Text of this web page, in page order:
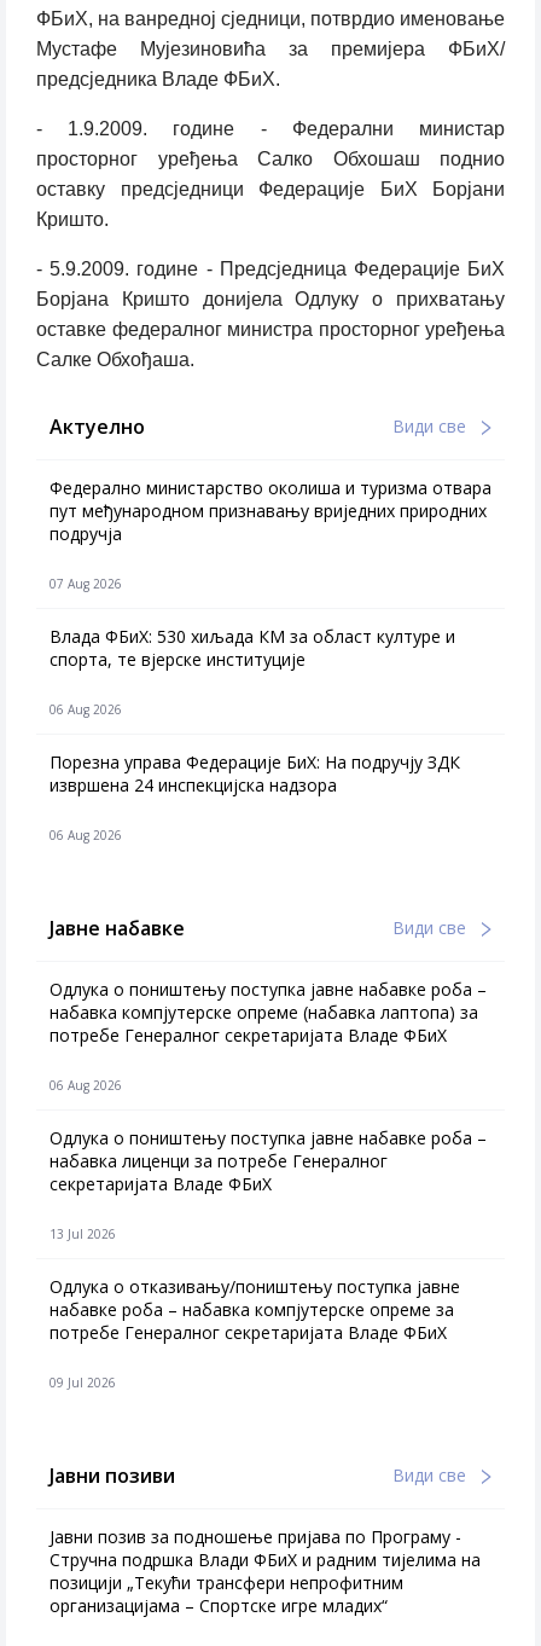
ФБиХ, на ванредној сједници, потврдио именовање
Мустафе Мујезиновића за премијера ФБиХ/
предсједника Владе ФБиХ.
- 1.9.2009. године - Федерални министар
просторног уређења Салко Обхошаш поднио
оставку предсједници Федерације БиХ Борјани
Кришто.
- 5.9.2009. године - Предсједница Федерације БиХ
Борјана Кришто донијела Одлуку о прихватању
оставке федералног министра просторног уређења
Салке Обхођаша.
Актуелно Види све
Федерално министарство околиша и туризма отвара
пут међународном признавању вриједних природних
подручја
07 Aug 2026
Влада ФБиХ: 530 хиљада КМ за област културе и
спорта, те вјерске институције
06 Aug 2026
Порезна управа Федерације БиХ: На подручју ЗДК
извршена 24 инспекцијска надзора
06 Aug 2026
Јавне набавке Види све
Одлука о поништењу поступка јавне набавке роба –
набавка компјутерске опреме (набавка лаптопа) за
потребе Генералног секретаријата Владе ФБиХ
06 Aug 2026
Одлука о поништењу поступка јавне набавке роба –
набавка лиценци за потребе Генералног
секретаријата Владе ФБиХ
13 Jul 2026
Одлука о отказивању/поништењу поступка јавне
набавке роба – набавка компјутерске опреме за
потребе Генералног секретаријата Владе ФБиХ
09 Jul 2026
Јавни позиви Види све
Јавни позив за подношење пријава по Програму -
Стручна подршка Влади ФБиХ и радним тијелима на
позицији „Текући трансфери непрофитним
организацијама – Спортске игре младих“